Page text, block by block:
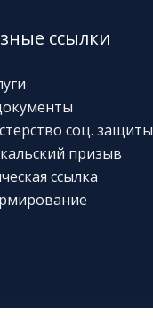
ссылки
соц. защиты
призыв
ссылка